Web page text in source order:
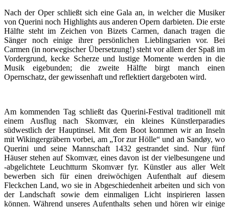
Nach der Oper schließt sich eine Gala an, in welcher die Musiker
von Querini noch Highlights aus anderen Opern darbieten. Die erste
Hälfte steht im Zeichen von Bizets Carmen, danach tragen die
Sänger noch einige ihrer persönlichen Lieblingsarien vor. Bei
Carmen (in norwegischer Übersetzung!) steht vor allem der Spaß im
Vordergrund, kecke Scherze und lustige Momente werden in die
Musik eigebunden; die zweite Hälfte birgt manch einen
Opernschatz, der gewissenhaft und reflektiert dargeboten wird.
Am kommenden Tag schließt das Querini-Festival traditionell mit
einem Ausflug nach Skomvær, ein kleines Künstlerparadies
südwestlich der Hauptinsel. Mit dem Boot kommen wir an Inseln
mit Wikingergräbern vorbei, am „Tor zur Hölle“ und an Sandøy, wo
Querini und seine Mannschaft 1432 gestrandet sind. Nur fünf
Häuser stehen auf Skomvær, eines davon ist der vielbesungene und
-abgelichtete Leuchtturm Skomvær fyr. Künstler aus aller Welt
bewerben sich für einen dreiwöchigen Aufenthalt auf diesem
Fleckchen Land, wo sie in Abgeschiedenheit arbeiten und sich von
der Landschaft sowie dem einmaligen Licht inspirieren lassen
können. Während unseres Aufenthalts sehen und hören wir einige